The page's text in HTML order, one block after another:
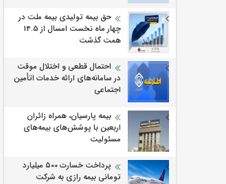
حق بیمه تولیدی بیمه ملت در
چهار ماه نخست امسال از 14.5
همت گذشت
احتمال قطعی و اختلال موقت
در سامانه‌های ارائه خدمات اتأمین
اجتماعی
بیمه پارسیان، همراه زائران
اربعین با پوشش‌های بیمه‌های
مسئولیت
پرداخت خسارت ۵۰۰ میلیارد
تومانی بیمه رازی به شرکت